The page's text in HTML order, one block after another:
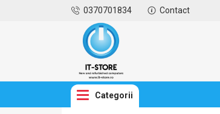
0370701834 Contact
Categorii